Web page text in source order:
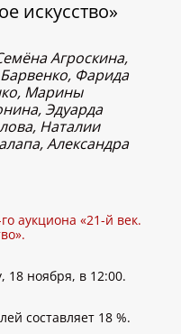
искусство»
Агроскина,
Фарида
Марины
Эдуарда
Наталии
Александра
аукциона «21-й век.
18 ноября, в 12:00.
составляет 18 %.